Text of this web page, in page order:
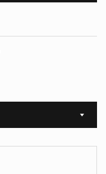
Sort